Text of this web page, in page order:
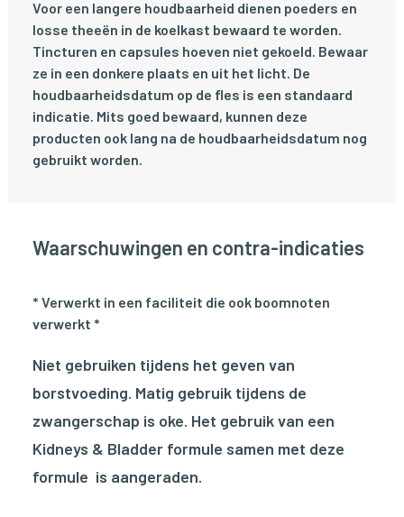
Voor een langere houdbaarheid dienen poeders en
losse theeën in de koelkast bewaard te worden.
Tincturen en capsules hoeven niet gekoeld. Bewaar
ze in een donkere plaats en uit het licht. De
houdbaarheidsdatum op de fles is een standaard
indicatie. Mits goed bewaard, kunnen deze
producten ook lang na de houdbaarheidsdatum nog
gebruikt worden.
Waarschuwingen en contra-indicaties
* Verwerkt in een faciliteit die ook boomnoten
verwerkt *
Niet gebruiken tijdens het geven van
borstvoeding. Matig gebruik tijdens de
zwangerschap is oke. Het gebruik van een
Kidneys & Bladder formule samen met deze
formule is aangeraden.